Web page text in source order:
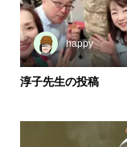
happy
淳子先生の投稿